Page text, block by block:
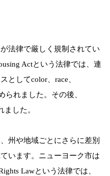
法律で厳しく規制されてい
Actという法律では、連
としてcolor、race、
られました。その後、
ました。
州や地域ごとにさらに差別
います。ニューヨーク市は
Lawという法律では、